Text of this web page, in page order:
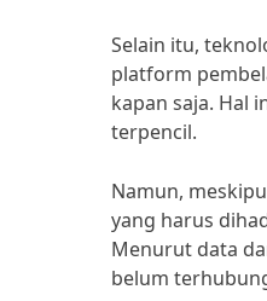
Selain itu,
platform
kapan saja. Hal
terpencil.
Namun,
yang harus
Menurut data
belum